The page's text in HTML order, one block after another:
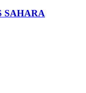
SAHARA